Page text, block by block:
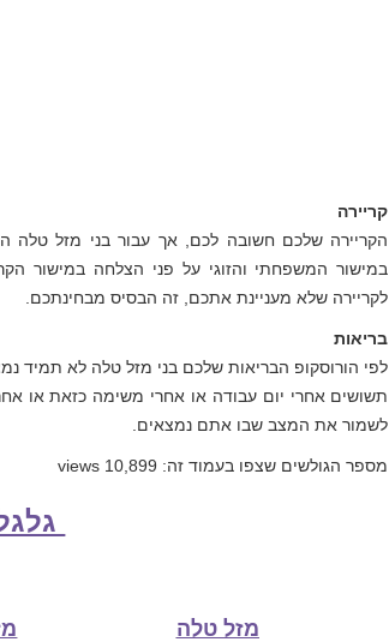
קריירה
הקריירה שלכם חשובה לכם, אך עבור בני מזל טלה
במישור המשפחתי והזוגי על פני הצלחה במישור
לקריירה שלא מעניינת אתכם, זה הבסיס מבחינתכם.
בריאות
לפי הורוסקופ הבריאות שלכם בני מזל טלה לא תמיד
תשושים אחרי יום עבודה או אחרי משימה כזאת או
לשמור את המצב שבו אתם נמצאים.
מספר הגולשים שצפו בעמוד זה: 10,899 views
מזל טלה